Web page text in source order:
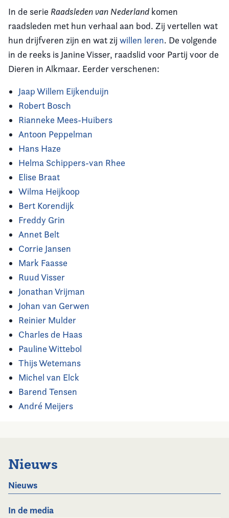
In de serie Raadsleden van Nederland komen
raadsleden met hun verhaal aan bod. Zij vertellen wat
hun drijfveren zijn en wat zij willen leren. De volgende
in de reeks is Janine Visser, raadslid voor Partij voor de
Dieren in Alkmaar. Eerder verschenen:
Jaap Willem Eijkenduijn
Robert Bosch
Rianneke Mees-Huibers
Antoon Peppelman
Hans Haze
Helma Schippers-van Rhee
Elise Braat
Wilma Heijkoop
Bert Korendijk
Freddy Grin
Annet Belt
Corrie Jansen
Mark Faasse
Ruud Visser
Jonathan Vrijman
Johan van Gerwen
Reinier Mulder
Charles de Haas
Pauline Wittebol
Thijs Wetemans
Michel van Elck
Barend Tensen
André Meijers
Nieuws
Nieuws
In de media